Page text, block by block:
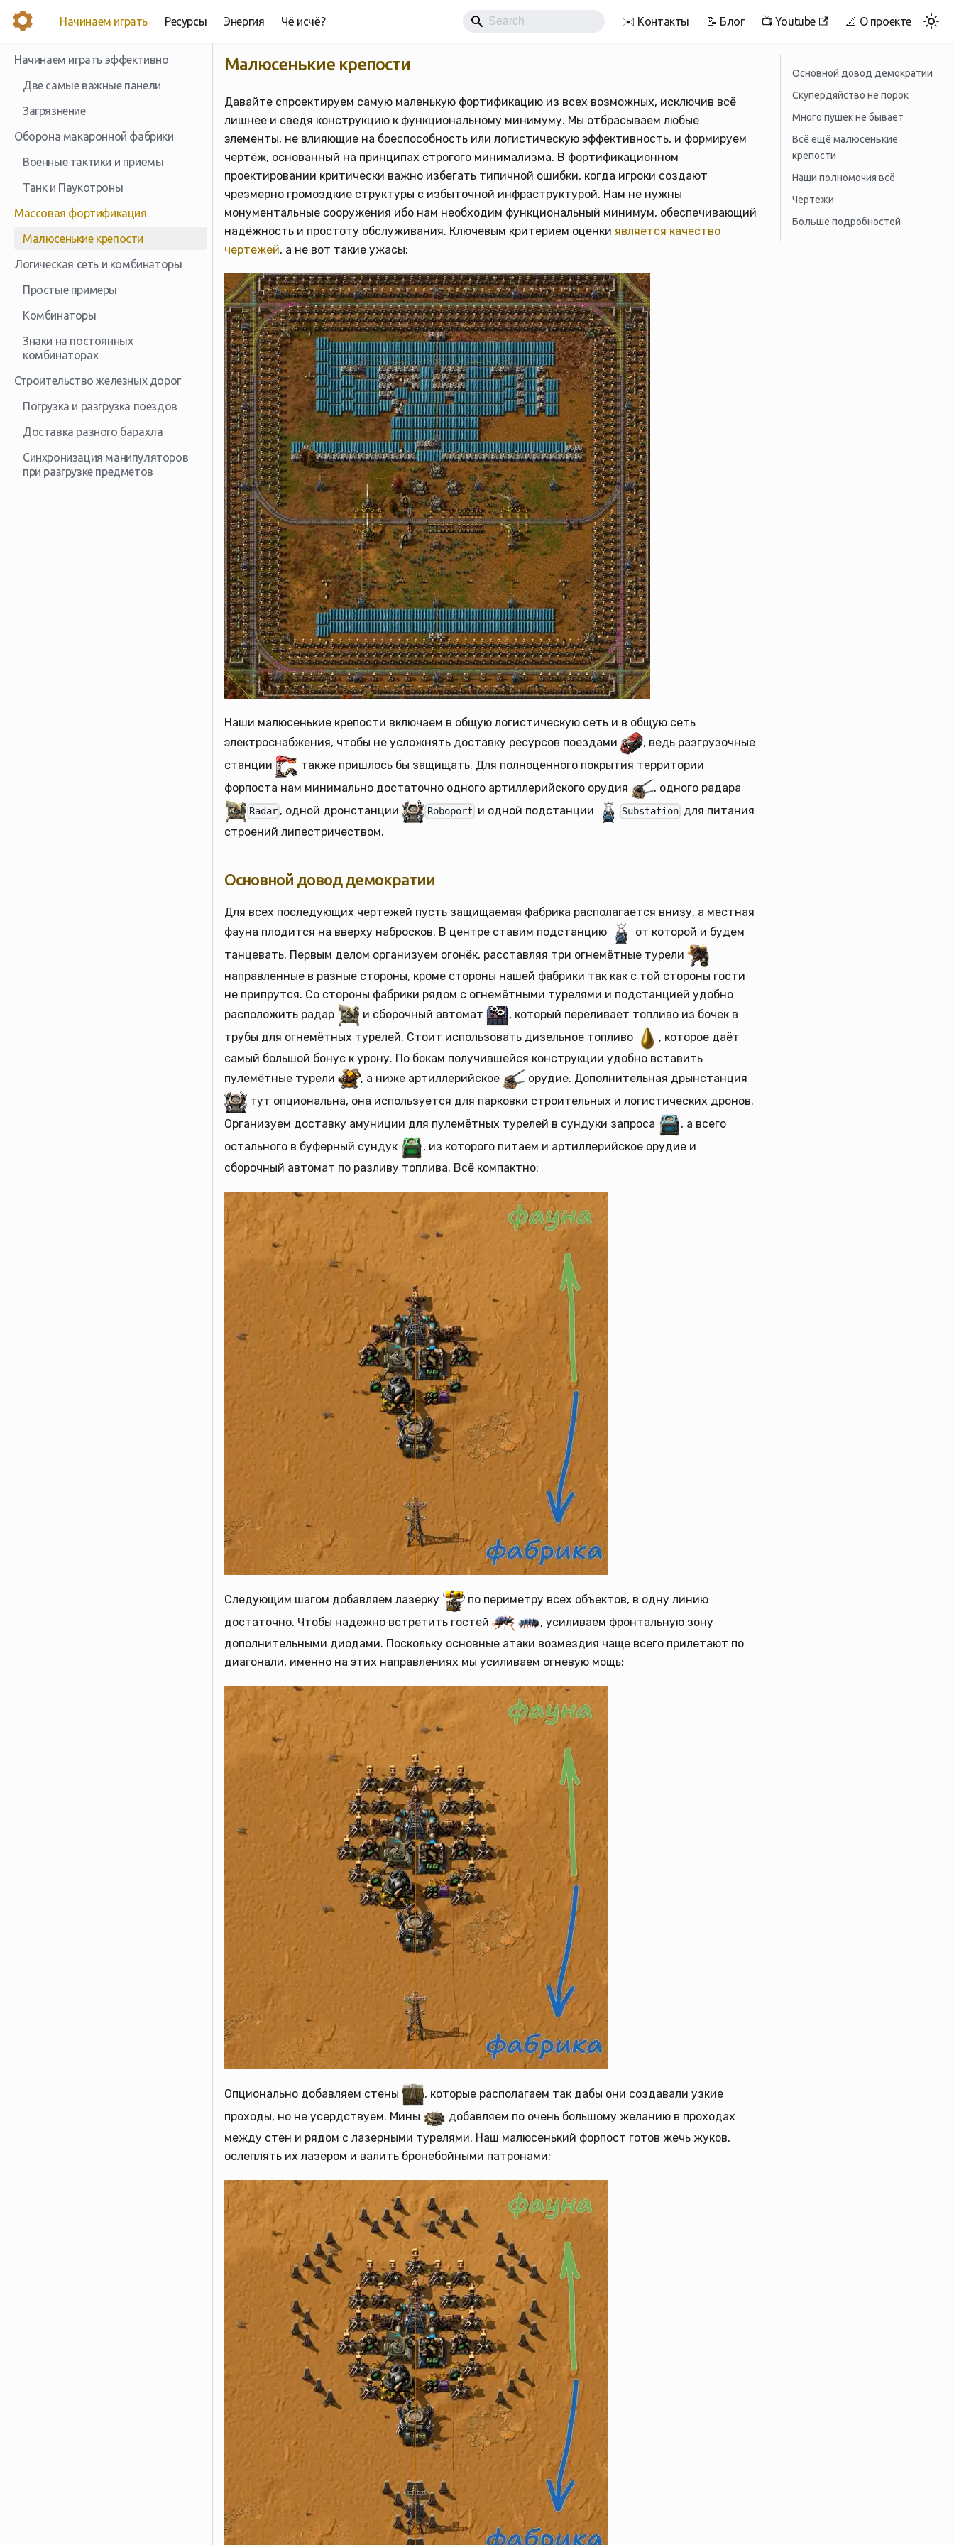
Начинаем играть Ресурсы Энергия Чё исчё? ✉️ Контакты 📝 Блог 📺 Youtube 📐 О проекте
Начинаем играть эффективно
Две самые важные панели
Загрязнение
Оборона макаронной фабрики
Военные тактики и приёмы
Танк и Паукотроны
Массовая фортификация
Малюсенькие крепости
Логическая сеть и комбинаторы
Простые примеры
Комбинаторы
Знаки на постоянных
комбинаторах
Строительство железных дорог
Погрузка и разгрузка поездов
Доставка разного барахла
Синхронизация манипуляторов
при разгрузке предметов
Малюсенькие крепости
Давайте спроектируем самую маленькую фортификацию из всех возможных, исключив всё
лишнее и сведя конструкцию к функциональному минимуму. Мы отбрасываем любые
элементы, не влияющие на боеспособность или логистическую эффективность, и формируем
чертёж, основанный на принципах строгого минимализма. В фортификационном
проектировании критически важно избегать типичной ошибки, когда игроки создают
чрезмерно громоздкие структуры с избыточной инфраструктурой. Нам не нужны
монументальные сооружения ибо нам необходим функциональный минимум, обеспечивающий
надёжность и простоту обслуживания. Ключевым критерием оценки является качество
чертежей, а не вот такие ужасы:
Наши малюсенькие крепости включаем в общую логистическую сеть и в общую сеть
электроснабжения, чтобы не усложнять доставку ресурсов поездами
, ведь разгрузочные
станции
также пришлось бы защищать. Для полноценного покрытия территории
форпоста нам минимально достаточно одного артиллерийского орудия
, одного радара
Radar , одной дронстанции Roboport и одной подстанции Substation для питания
строений липестричеством.
Основной довод демократии
Для всех последующих чертежей пусть защищаемая фабрика располагается внизу, а местная
фауна плодится на вверху набросков. В центре ставим подстанцию
от которой и будем
танцевать. Первым делом организуем огонёк, расставляя три огнемётные турели
направленные в разные стороны, кроме стороны нашей фабрики так как с той стороны гости
не припрутся. Со стороны фабрики рядом с огнемётными турелями и подстанцией удобно
расположить радар
и сборочный автомат
, который переливает топливо из бочек в
трубы для огнемётных турелей. Стоит использовать дизельное топливо
, которое даёт
самый большой бонус к урону. По бокам получившейся конструкции удобно вставить
пулемётные турели
, а ниже артиллерийское
орудие. Дополнительная дрынстанция
тут опциональна, она используется для парковки строительных и логистических дронов.
Организуем доставку амуниции для пулемётных турелей в сундуки запроса
, а всего
остального в буферный сундук
, из которого питаем и артиллерийское орудие и
сборочный автомат по разливу топлива. Всё компактно:
Следующим шагом добавляем лазерку
по периметру всех объектов, в одну линию
достаточно. Чтобы надежно встретить гостей
, усиливаем фронтальную зону
дополнительными диодами. Поскольку основные атаки возмездия чаще всего прилетают по
диагонали, именно на этих направлениях мы усиливаем огневую мощь:
Опционально добавляем стены
, которые располагаем так дабы они создавали узкие
проходы, но не усердствуем. Мины
добавляем по очень большому желанию в проходах
между стен и рядом с лазерными турелями. Наш малюсенький форпост готов жечь жуков,
ослеплять их лазером и валить бронебойными патронами:
Основной довод демократии
Скупердяйство не порок
Много пушек не бывает
Всё ещё малюсенькие
крепости
Наши полномочия всё
Чертежи
Больше подробностей